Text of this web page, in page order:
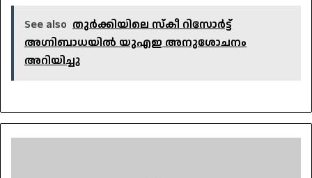
See also തുര്‍ക്കിയിലെ സ്‌കീ റിസോര്‍ട്ട്
അഗ്നിബാധയില്‍ യുഎഇ അനുശോചനം
അറിയിച്ചു